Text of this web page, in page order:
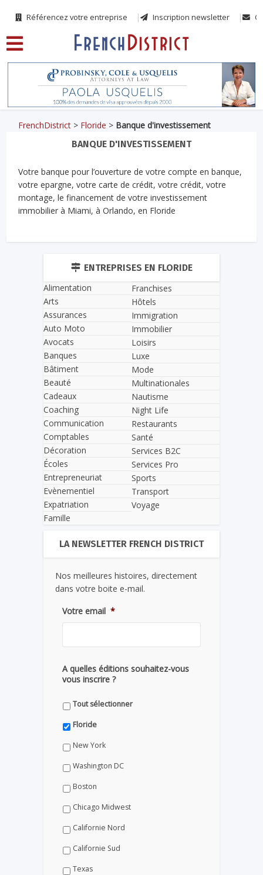
Référencez votre entreprise Inscription newsletter
FrenchDistrict > Floride > Banque d'investissement
BANQUE D'INVESTISSEMENT
Votre banque pour l’ouverture de votre compte en banque,
votre epargne, votre carte de crédit, votre crédit, votre
montage, le financement de votre investissement
immobilier à Miami, à Orlando, en Floride
ENTREPRISES EN FLORIDE
Alimentation
Arts
Assurances
Auto Moto
Avocats
Banques
Bâtiment
Beauté
Cadeaux
Coaching
Communication
Comptables
Décoration
Écoles
Entrepreneuriat
Evènementiel
Expatriation
Famille
Franchises
Hôtels
Immigration
Immobilier
Loisirs
Luxe
Mode
Multinationales
Nautisme
Night Life
Restaurants
Santé
Services B2C
Services Pro
Sports
Transport
Voyage
LA NEWSLETTER FRENCH DISTRICT
Nos meilleures histoires, directement
dans votre boite e-mail.
Votre email *
A quelles éditions souhaitez-vous
vous inscrire ?
Tout sélectionner
Floride
New York
Washington DC
Boston
Chicago Midwest
Californie Nord
Californie Sud
Texas